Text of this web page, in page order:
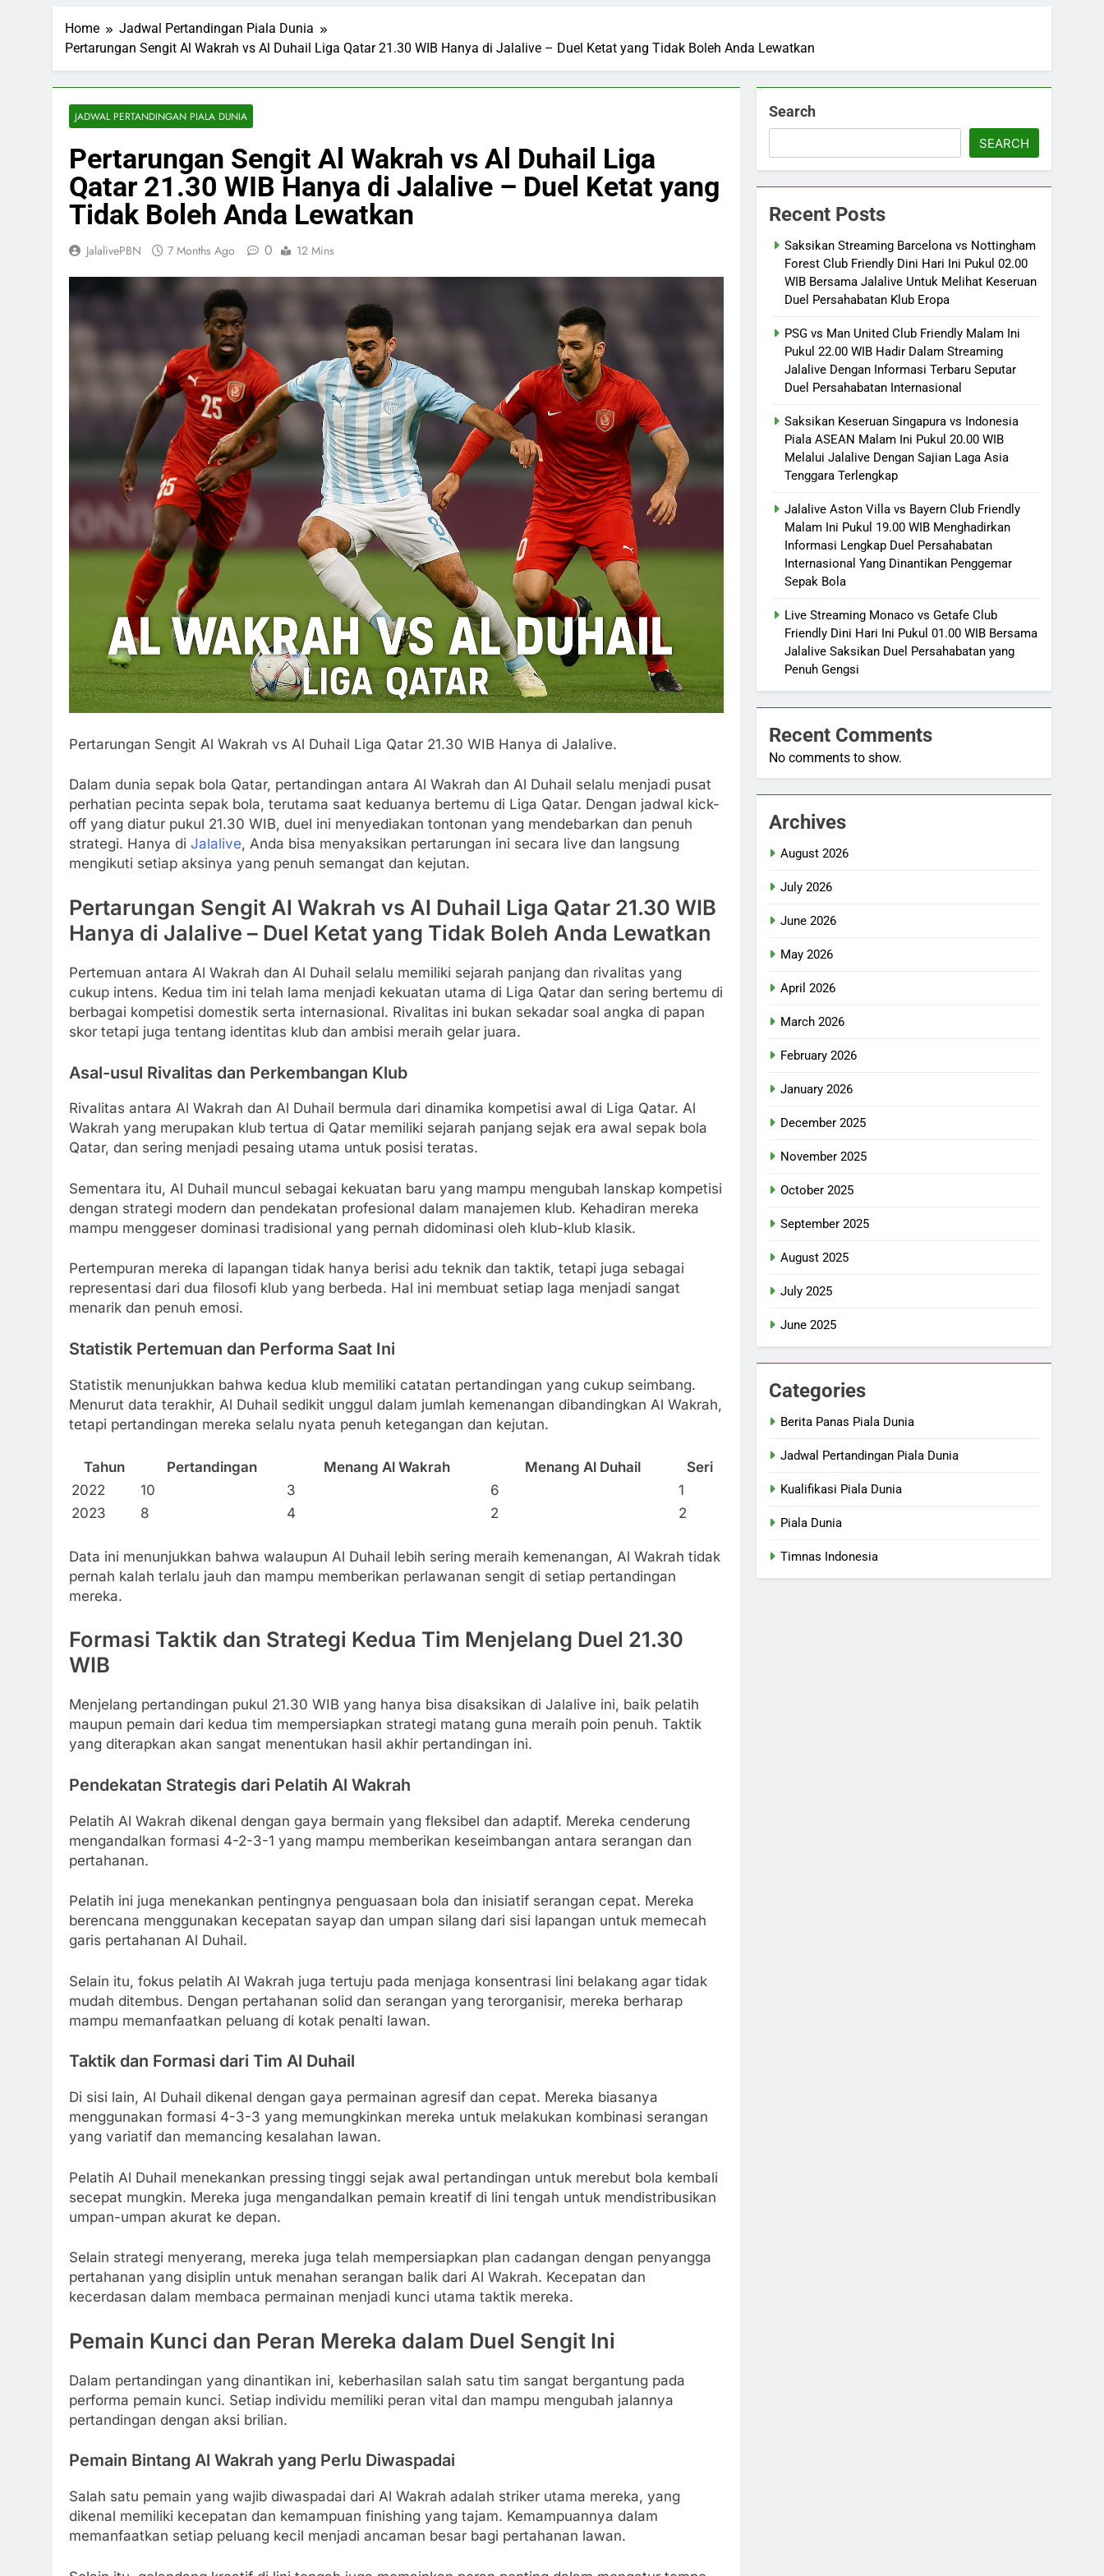
Home
Jadwal Pertandingan Piala Dunia
Pertarungan Sengit Al Wakrah vs Al Duhail Liga Qatar 21.30 WIB Hanya di Jalalive – Duel Ketat yang Tidak Boleh Anda Lewatkan
JADWAL PERTANDINGAN PIALA DUNIA
Pertarungan Sengit Al Wakrah vs Al Duhail Liga
Qatar 21.30 WIB Hanya di Jalalive – Duel Ketat yang
Tidak Boleh Anda Lewatkan
JalalivePBN 7 Months Ago 0 12 Mins
Pertarungan Sengit Al Wakrah vs Al Duhail Liga Qatar 21.30 WIB Hanya di Jalalive.
Dalam dunia sepak bola Qatar, pertandingan antara Al Wakrah dan Al Duhail selalu menjadi pusat
perhatian pecinta sepak bola, terutama saat keduanya bertemu di Liga Qatar. Dengan jadwal kick-
off yang diatur pukul 21.30 WIB, duel ini menyediakan tontonan yang mendebarkan dan penuh
strategi. Hanya di Jalalive, Anda bisa menyaksikan pertarungan ini secara live dan langsung
mengikuti setiap aksinya yang penuh semangat dan kejutan.
Pertarungan Sengit Al Wakrah vs Al Duhail Liga Qatar 21.30 WIB
Hanya di Jalalive – Duel Ketat yang Tidak Boleh Anda Lewatkan
Pertemuan antara Al Wakrah dan Al Duhail selalu memiliki sejarah panjang dan rivalitas yang
cukup intens. Kedua tim ini telah lama menjadi kekuatan utama di Liga Qatar dan sering bertemu di
berbagai kompetisi domestik serta internasional. Rivalitas ini bukan sekadar soal angka di papan
skor tetapi juga tentang identitas klub dan ambisi meraih gelar juara.
Asal-usul Rivalitas dan Perkembangan Klub
Rivalitas antara Al Wakrah dan Al Duhail bermula dari dinamika kompetisi awal di Liga Qatar. Al
Wakrah yang merupakan klub tertua di Qatar memiliki sejarah panjang sejak era awal sepak bola
Qatar, dan sering menjadi pesaing utama untuk posisi teratas.
Sementara itu, Al Duhail muncul sebagai kekuatan baru yang mampu mengubah lanskap kompetisi
dengan strategi modern dan pendekatan profesional dalam manajemen klub. Kehadiran mereka
mampu menggeser dominasi tradisional yang pernah didominasi oleh klub-klub klasik.
Pertempuran mereka di lapangan tidak hanya berisi adu teknik dan taktik, tetapi juga sebagai
representasi dari dua filosofi klub yang berbeda. Hal ini membuat setiap laga menjadi sangat
menarik dan penuh emosi.
Statistik Pertemuan dan Performa Saat Ini
Statistik menunjukkan bahwa kedua klub memiliki catatan pertandingan yang cukup seimbang.
Menurut data terakhir, Al Duhail sedikit unggul dalam jumlah kemenangan dibandingkan Al Wakrah,
tetapi pertandingan mereka selalu nyata penuh ketegangan dan kejutan.
Tahun Pertandingan Menang Al Wakrah Menang Al Duhail
Seri
2022
10 3 6
1
2023
8 4 2 2
Data ini menunjukkan bahwa walaupun Al Duhail lebih sering meraih kemenangan, Al Wakrah tidak
pernah kalah terlalu jauh dan mampu memberikan perlawanan sengit di setiap pertandingan
mereka.
Formasi Taktik dan Strategi Kedua Tim Menjelang Duel 21.30
WIB
Menjelang pertandingan pukul 21.30 WIB yang hanya bisa disaksikan di Jalalive ini, baik pelatih
maupun pemain dari kedua tim mempersiapkan strategi matang guna meraih poin penuh. Taktik
yang diterapkan akan sangat menentukan hasil akhir pertandingan ini.
Pendekatan Strategis dari Pelatih Al Wakrah
Pelatih Al Wakrah dikenal dengan gaya bermain yang fleksibel dan adaptif. Mereka cenderung
mengandalkan formasi 4-2-3-1 yang mampu memberikan keseimbangan antara serangan dan
pertahanan.
Pelatih ini juga menekankan pentingnya penguasaan bola dan inisiatif serangan cepat. Mereka
berencana menggunakan kecepatan sayap dan umpan silang dari sisi lapangan untuk memecah
garis pertahanan Al Duhail.
Selain itu, fokus pelatih Al Wakrah juga tertuju pada menjaga konsentrasi lini belakang agar tidak
mudah ditembus. Dengan pertahanan solid dan serangan yang terorganisir, mereka berharap
mampu memanfaatkan peluang di kotak penalti lawan.
Taktik dan Formasi dari Tim Al Duhail
Di sisi lain, Al Duhail dikenal dengan gaya permainan agresif dan cepat. Mereka biasanya
menggunakan formasi 4-3-3 yang memungkinkan mereka untuk melakukan kombinasi serangan
yang variatif dan memancing kesalahan lawan.
Pelatih Al Duhail menekankan pressing tinggi sejak awal pertandingan untuk merebut bola kembali
secepat mungkin. Mereka juga mengandalkan pemain kreatif di lini tengah untuk mendistribusikan
umpan-umpan akurat ke depan.
Selain strategi menyerang, mereka juga telah mempersiapkan plan cadangan dengan penyangga
pertahanan yang disiplin untuk menahan serangan balik dari Al Wakrah. Kecepatan dan
kecerdasan dalam membaca permainan menjadi kunci utama taktik mereka.
Pemain Kunci dan Peran Mereka dalam Duel Sengit Ini
Dalam pertandingan yang dinantikan ini, keberhasilan salah satu tim sangat bergantung pada
performa pemain kunci. Setiap individu memiliki peran vital dan mampu mengubah jalannya
pertandingan dengan aksi brilian.
Pemain Bintang Al Wakrah yang Perlu Diwaspadai
Salah satu pemain yang wajib diwaspadai dari Al Wakrah adalah striker utama mereka, yang
dikenal memiliki kecepatan dan kemampuan finishing yang tajam. Kemampuannya dalam
memanfaatkan setiap peluang kecil menjadi ancaman besar bagi pertahanan lawan.
Search
SEARCH
Recent Posts
Saksikan Streaming Barcelona vs Nottingham
Forest Club Friendly Dini Hari Ini Pukul 02.00
WIB Bersama Jalalive Untuk Melihat Keseruan
Duel Persahabatan Klub Eropa
PSG vs Man United Club Friendly Malam Ini
Pukul 22.00 WIB Hadir Dalam Streaming
Jalalive Dengan Informasi Terbaru Seputar
Duel Persahabatan Internasional
Saksikan Keseruan Singapura vs Indonesia
Piala ASEAN Malam Ini Pukul 20.00 WIB
Melalui Jalalive Dengan Sajian Laga Asia
Tenggara Terlengkap
Jalalive Aston Villa vs Bayern Club Friendly
Malam Ini Pukul 19.00 WIB Menghadirkan
Informasi Lengkap Duel Persahabatan
Internasional Yang Dinantikan Penggemar
Sepak Bola
Live Streaming Monaco vs Getafe Club
Friendly Dini Hari Ini Pukul 01.00 WIB Bersama
Jalalive Saksikan Duel Persahabatan yang
Penuh Gengsi
Recent Comments
No comments to show.
Archives
August 2026
July 2026
June 2026
May 2026
April 2026
March 2026
February 2026
January 2026
December 2025
November 2025
October 2025
September 2025
August 2025
July 2025
June 2025
Categories
Berita Panas Piala Dunia
Jadwal Pertandingan Piala Dunia
Kualifikasi Piala Dunia
Piala Dunia
Timnas Indonesia